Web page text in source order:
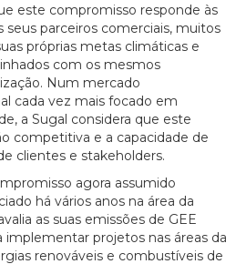
este compromisso responde às
seus parceiros comerciais, muitos
próprias metas climáticas e
com os mesmos
Num mercado
cada vez mais focado em
a Sugal considera que este
competitiva e a capacidade de
clientes e stakeholders.
agora assumido
há vários anos na área da
as suas emissões de GEE
projetos nas áreas da
renováveis e combustíveis de